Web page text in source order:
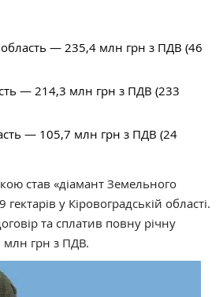
область — 235,4 млн грн з ПДВ (46
— 214,3 млн грн з ПДВ (233
— 105,7 млн грн з ПДВ (24
став «діамант Земельного
у Кіровоградській області.
та сплатив повну річну
млн грн з ПДВ.